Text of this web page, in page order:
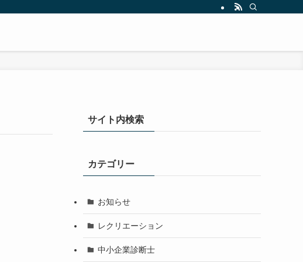
サイト内検索
カテゴリー
お知らせ
レクリエーション
中小企業診断士